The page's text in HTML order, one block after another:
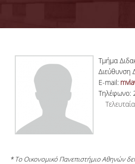
Τμήμα
Διεύθυνση
E-mail:
Τηλέφωνο:
* Το Οικονομικό Πανεπιστήμιο Αθηνών